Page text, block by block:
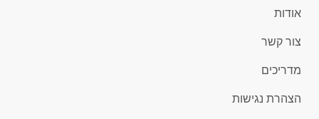
אודות
צור קשר
מדריכים
הצהרת נגישות